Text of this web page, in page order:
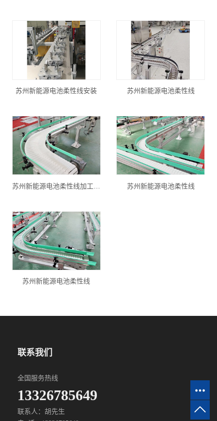
苏州新能源电池柔性线安装 苏州新能源电池柔性线
苏州新能源电池柔性线
苏州新能源电池柔性线
联系我们
全国服务热线
13326785649
联系人：胡先生